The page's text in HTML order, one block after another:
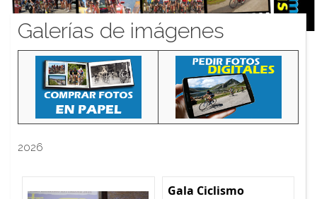
Galerías de imágenes
2026
Gala Ciclismo